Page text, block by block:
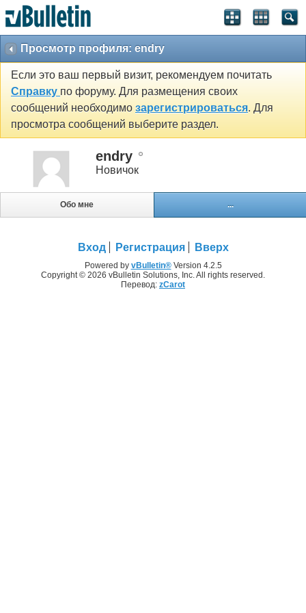
Просмотр профиля: endry
Если это ваш первый визит, рекомендуем почитать
Справку по форуму. Для размещения своих
сообщений необходимо зарегистрироваться. Для
просмотра сообщений выберите раздел.
endry
Новичок
Обо мне ...
Вход Регистрация Вверх
Powered by vBulletin®Version 4.2.5
Copyright © 2026 vBulletin Solutions, Inc. All rights reserved.
Перевод: zCarot